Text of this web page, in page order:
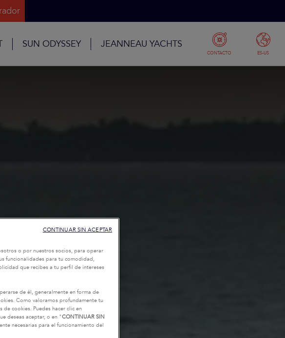
SUN ODYSSEY JEANNEAU YACHTS
CONTACTO ES-US
o por nuestros socios, para operar
funcionalidades para tu comodidad,
que recibes a tu perfil de intereses
de él, generalmente en forma de
Como valoramos profundamente tu
cookies. Puedes hacer clic en
deseas aceptar, o en "CONTINUAR SIN
necesarias para el funcionamiento del
CONTINUAR SIN ACEPTAR